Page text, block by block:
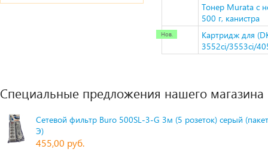
Тонер Murata с
500 г, канистра
Картридж для
3552ci/3553ci/
Специальные предложения нашего магазина
Сетевой фильтр Buro 500SL-3-G 3м (5 розеток) серый
Э)
455,00 руб.